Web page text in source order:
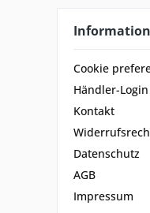
Cookie
Händler-Login
Kontakt
Datenschutz
AGB
Impressum